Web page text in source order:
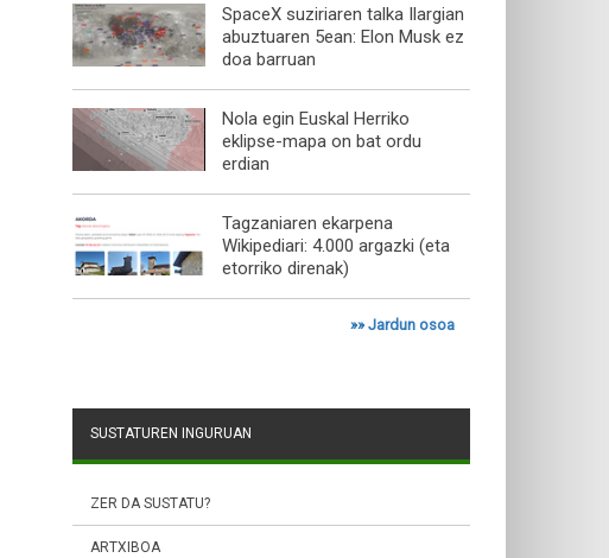
SpaceX suziriaren talka Ilargian
abuztuaren 5ean: Elon Musk ez
doa barruan
Nola egin Euskal Herriko
eklipse-mapa on bat ordu
erdian
Tagzaniaren ekarpena
Wikipediari: 4.000 argazki (eta
etorriko direnak)
»»Jardun osoa
SUSTATUREN INGURUAN
ZER DA SUSTATU?
ARTXIBOA